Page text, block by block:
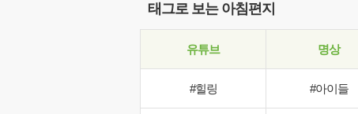
태그로 보는 아침편지
유튜브 명상
#힐링 #아이들